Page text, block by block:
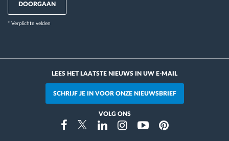
DOORGAAN
* Verplichte velden
LEES HET LAATSTE NIEUWS IN UW E-MAIL
SCHRIJF JE IN VOOR ONZE NIEUWSBRIEF
VOLG ONS
FacebookTwitterLinkedinInstragramYoutubePinterest